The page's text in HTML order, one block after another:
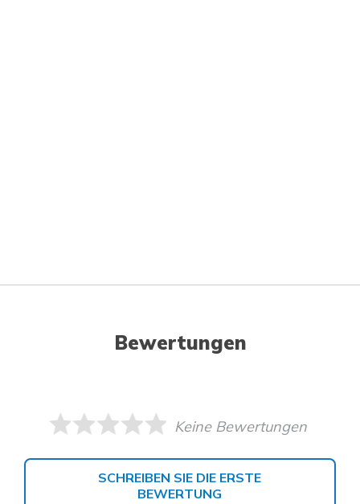
Bewertungen
Keine Bewertungen
SCHREIBEN SIE DIE ERSTE
BEWERTUNG